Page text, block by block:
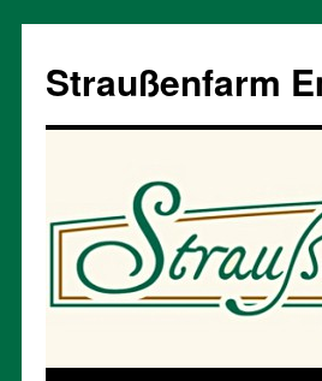
Straußenfarm